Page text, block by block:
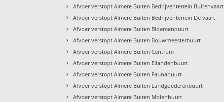
› Afvoer verstopt Almere Buiten Bedrijventerrein Buitenvaart
› Afvoer verstopt Almere Buiten Bedrijventerrein De vaart
› Afvoer verstopt Almere Buiten Bloemenbuurt
› Afvoer verstopt Almere Buiten Bouwmeesterbuurt
› Afvoer verstopt Almere Buiten Centrum
› Afvoer verstopt Almere Buiten Eilandenbuurt
› Afvoer verstopt Almere Buiten Faunabuurt
› Afvoer verstopt Almere Buiten Landgoederenbuurt
› Afvoer verstopt Almere Buiten Molenbuurt